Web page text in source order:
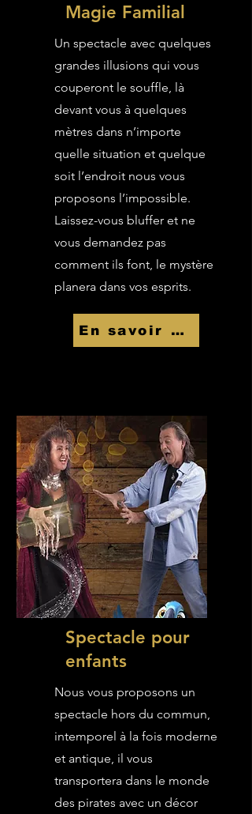
Magie Familial
Un spectacle avec quelques
grandes illusions qui vous
couperont le souffle, là
devant vous à quelques
mètres dans n’importe
quelle situation et quelque
soit l’endroit nous vous
proposons l’impossible.
Laissez-vous bluffer et ne
vous demandez pas
comment ils font, le mystère
planera dans vos esprits.
En savoir Plus
Spectacle pour
enfants
Nous vous proposons un
spectacle hors du commun,
intemporel à la fois moderne
et antique, il vous
transportera dans le monde
des pirates avec un décor